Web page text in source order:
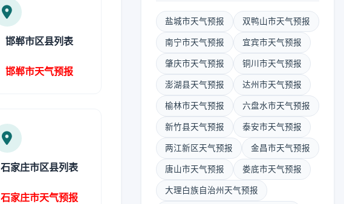
邯郸市区县列表
邯郸市天气预报
石家庄市区县列表
石家庄市天气预报
盐城市天气预报 双鸭山市天气预报
南宁市天气预报 宜宾市天气预报
肇庆市天气预报 铜川市天气预报
澎湖县天气预报 达州市天气预报
榆林市天气预报 六盘水市天气预报
新竹县天气预报 泰安市天气预报
两江新区天气预报 金昌市天气预报
唐山市天气预报 娄底市天气预报
大理白族自治州天气预报